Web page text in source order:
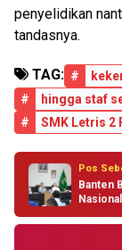
penyelidikan
tandasnya.
TAG: #
#
hingga staf
#
SMK Letris 2
Pos
Banten
Nasional